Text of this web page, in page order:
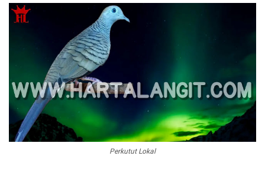
Perkutut Lokal